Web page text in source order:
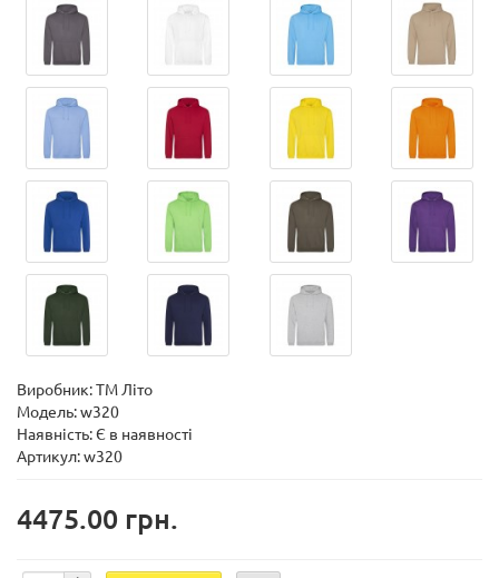
Виробник:ТМ Літо
Модель:w320
Наявність:Є в наявності
Артикул: w320
4475.00 грн.